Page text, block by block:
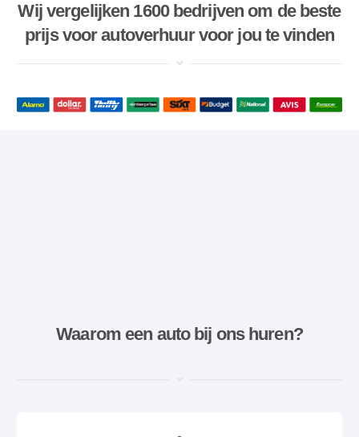
Wij vergelijken 1600 bedrijven om de beste
prijs voor autoverhuur voor jou te vinden
Waarom een ​​auto bij ons huren?